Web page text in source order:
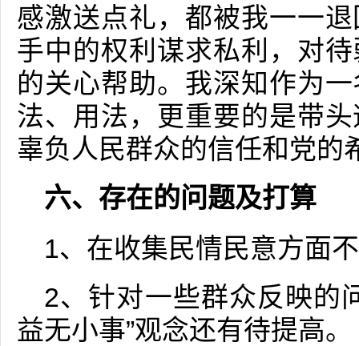
感激送点礼，都被我一一
手中的权利谋求私利，对
的关心帮助。我深知作为
法、用法，更重要的是带
辜负人民群众的信任和党的
六、存在的问题及打算
1、在收集民情民意方面
2、针对一些群众反映的
益无小事”观念还有待提高。